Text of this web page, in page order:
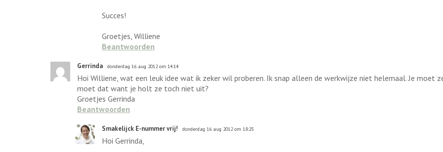
Succes!
Groetjes, Williene
Beantwoorden
Gerrinda donderdag 16 aug 2012 om 14:14
Hoi Williene, wat een leuk idee wat ik zeker wil proberen. Ik snap alleen de werkwijze niet helemaal. Je moet
moet dat want je holt ze toch niet uit?
Groetjes Gerrinda
Beantwoorden
Smakelijck E-nummer vrij! donderdag 16 aug 2012 om 18:25
Hoi Gerrinda,